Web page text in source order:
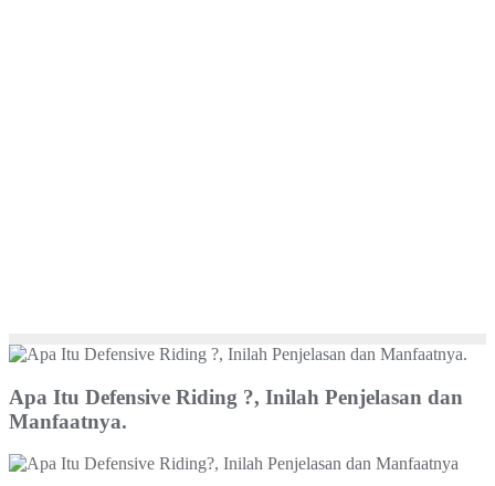
Apa Itu Defensive Riding ?, Inilah Penjelasan dan
Manfaatnya.